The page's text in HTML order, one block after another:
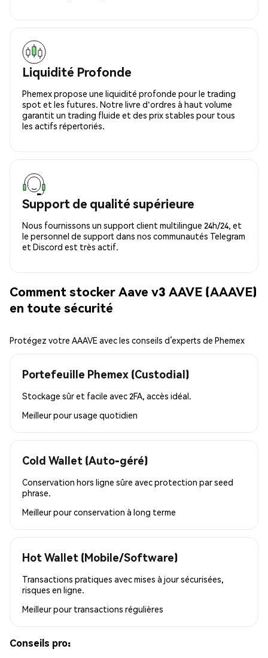
Liquidité Profonde
Phemex propose une liquidité profonde pour le trading
spot et les futures. Notre livre d'ordres à haut volume
garantit un trading fluide et des prix stables pour tous
les actifs répertoriés.
Support de qualité supérieure
Nous fournissons un support client multilingue 24h/24, et
le personnel de support dans nos communautés Telegram
et Discord est très actif.
Comment stocker Aave v3 AAVE (AAAVE)
en toute sécurité
Protégez votre AAAVE avec les conseils d’experts de Phemex
Portefeuille Phemex (Custodial)
Stockage sûr et facile avec 2FA, accès idéal.
Meilleur pourusage quotidien
Cold Wallet (Auto-géré)
Conservation hors ligne sûre avec protection par seed
phrase.
Meilleur pourconservation à long terme
Hot Wallet (Mobile/Software)
Transactions pratiques avec mises à jour sécurisées,
risques en ligne.
Meilleur pour transactions régulières
Conseils pro: